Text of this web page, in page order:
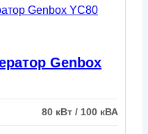
Genbox
80 кВт / 100 кВА